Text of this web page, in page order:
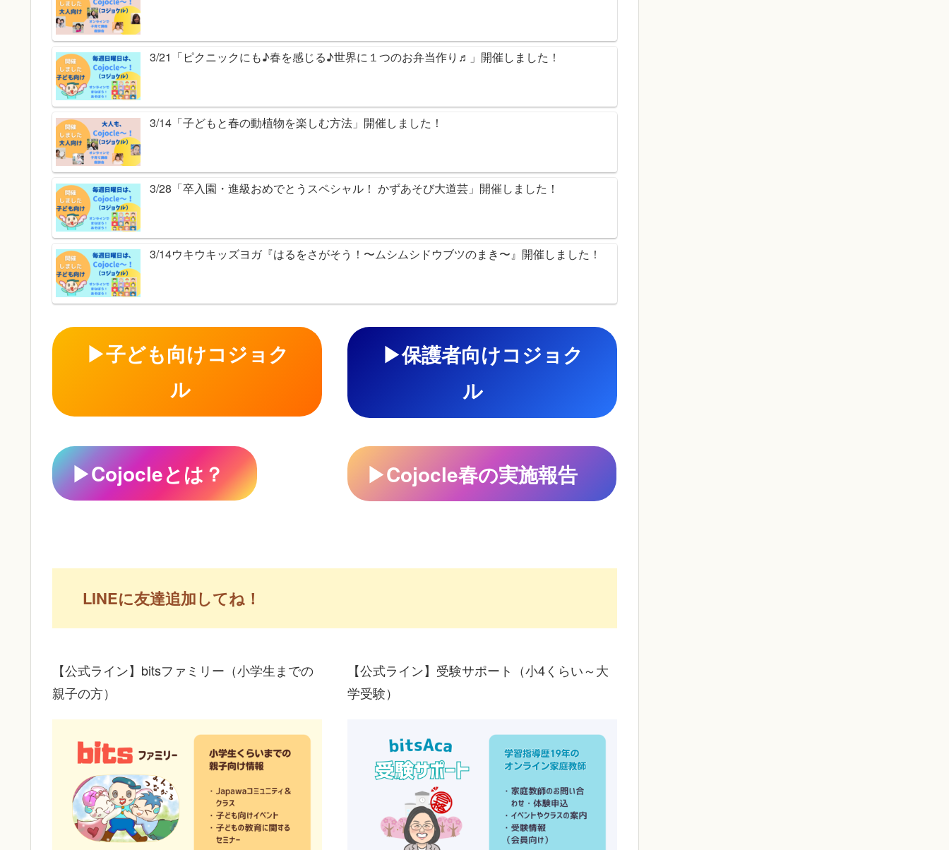
3/21「ピクニックにも♪春を感じる♪世界に１つのお弁当作り♬」開催しました！
3/14「子どもと春の動植物を楽しむ方法」開催しました！
3/28「卒入園・進級おめでとうスペシャル！ かずあそび大道芸」開催しました！
3/14ウキウキッズヨガ『はるをさがそう！〜ムシムシドウブツのまき〜』開催しました！
▶子ども向けコジョク
ル
▶保護者向けコジョク
ル
▶Cojocleとは？ ▶Cojocle春の実施報告
LINEに友達追加してね！
【公式ライン】bitsファミリー（小学生までの
親子の方）
【公式ライン】受験サポート（小4くらい～大
学受験）